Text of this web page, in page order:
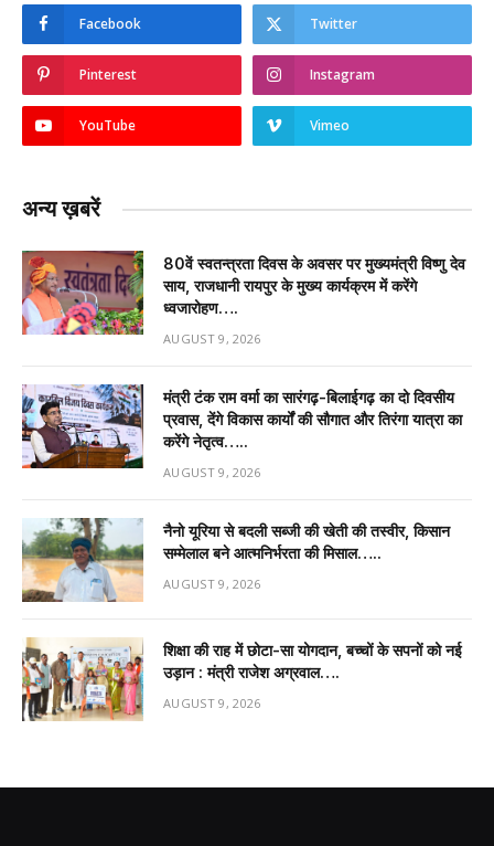
Facebook Twitter
Pinterest Instagram
YouTube Vimeo
अन्य ख़बरें
80वें स्वतन्त्रता दिवस के अवसर पर मुख्यमंत्री विष्णु देव
साय, राजधानी रायपुर के मुख्य कार्यक्रम में करेंगे
ध्वजारोहण….
AUGUST 9, 2026
मंत्री टंक राम वर्मा का सारंगढ़-बिलाईगढ़ का दो दिवसीय
प्रवास, देंगे विकास कार्यों की सौगात और तिरंगा यात्रा का
करेंगे नेतृत्व…..
AUGUST 9, 2026
नैनो यूरिया से बदली सब्जी की खेती की तस्वीर, किसान
सम्मेलाल बने आत्मनिर्भरता की मिसाल…..
AUGUST 9, 2026
शिक्षा की राह में छोटा-सा योगदान, बच्चों के सपनों को नई
उड़ान : मंत्री राजेश अग्रवाल….
AUGUST 9, 2026